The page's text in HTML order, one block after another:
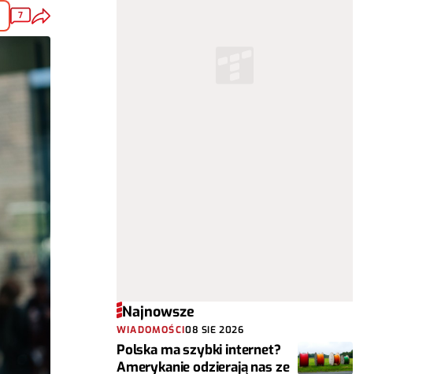
7
Najnowsze
WIADOMOŚCI08 SIE 2026
Polska ma szybki internet?
Amerykanie odzierają nas ze